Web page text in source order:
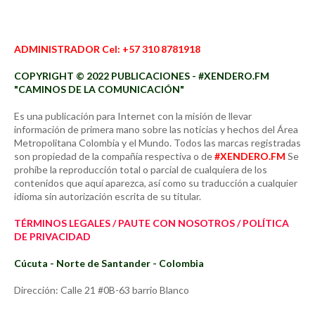
ADMINISTRADOR Cel: +57 310 8781918
COPYRIGHT © 2022 PUBLICACIONES - #XENDERO.FM
"CAMINOS DE LA COMUNICACIÓN"
Es una publicación para Internet con la misión de llevar
información de primera mano sobre las noticias y hechos del Área
Metropolitana Colombia y el Mundo. Todos las marcas registradas
son propiedad de la compañía respectiva o de#XENDERO.FM Se
prohíbe la reproducción total o parcial de cualquiera de los
contenidos que aquí aparezca, así como su traducción a cualquier
idioma sin autorización escrita de su titular.
TÉRMINOS LEGALES / PAUTE CON NOSOTROS / POLÍTICA
DE PRIVACIDAD
Cúcuta - Norte de Santander - Colombia
Dirección: Calle 21 #0B-63 barrio Blanco